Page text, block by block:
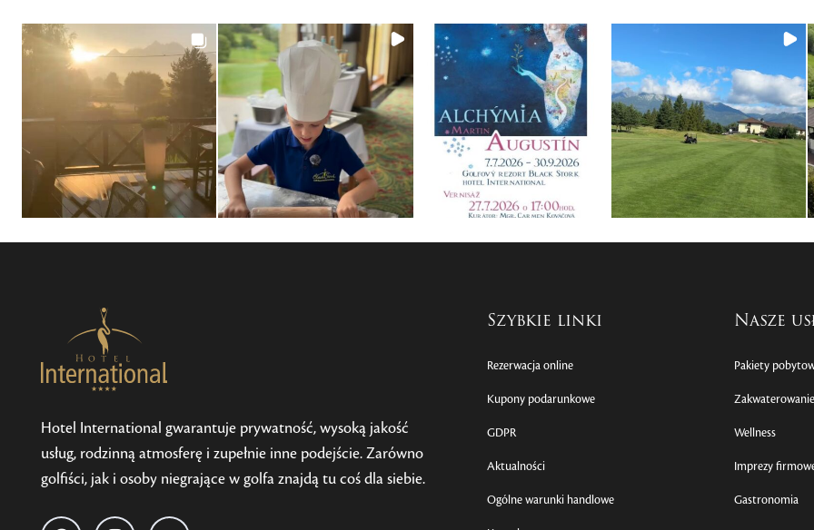
Hotel International gwarantuje prywatność, wysoką jakość
usług, rodzinną atmosferę i zupełnie inne podejście. Zarówno
golfiści, jak i osoby niegrające w golfa znajdą tu coś dla siebie.
Szybkie linki
Rezerwacja online
Kupony podarunkowe
GDPR
Aktualności
Ogólne warunki handlowe
Nasze
Pakiety
Zakwaterowanie
Wellness
Imprezy
Gastronomia